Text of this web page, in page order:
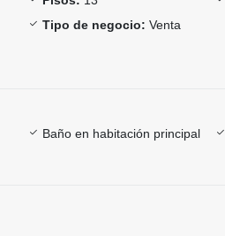
Tipo de negocio: Venta
Baño en habitación principal